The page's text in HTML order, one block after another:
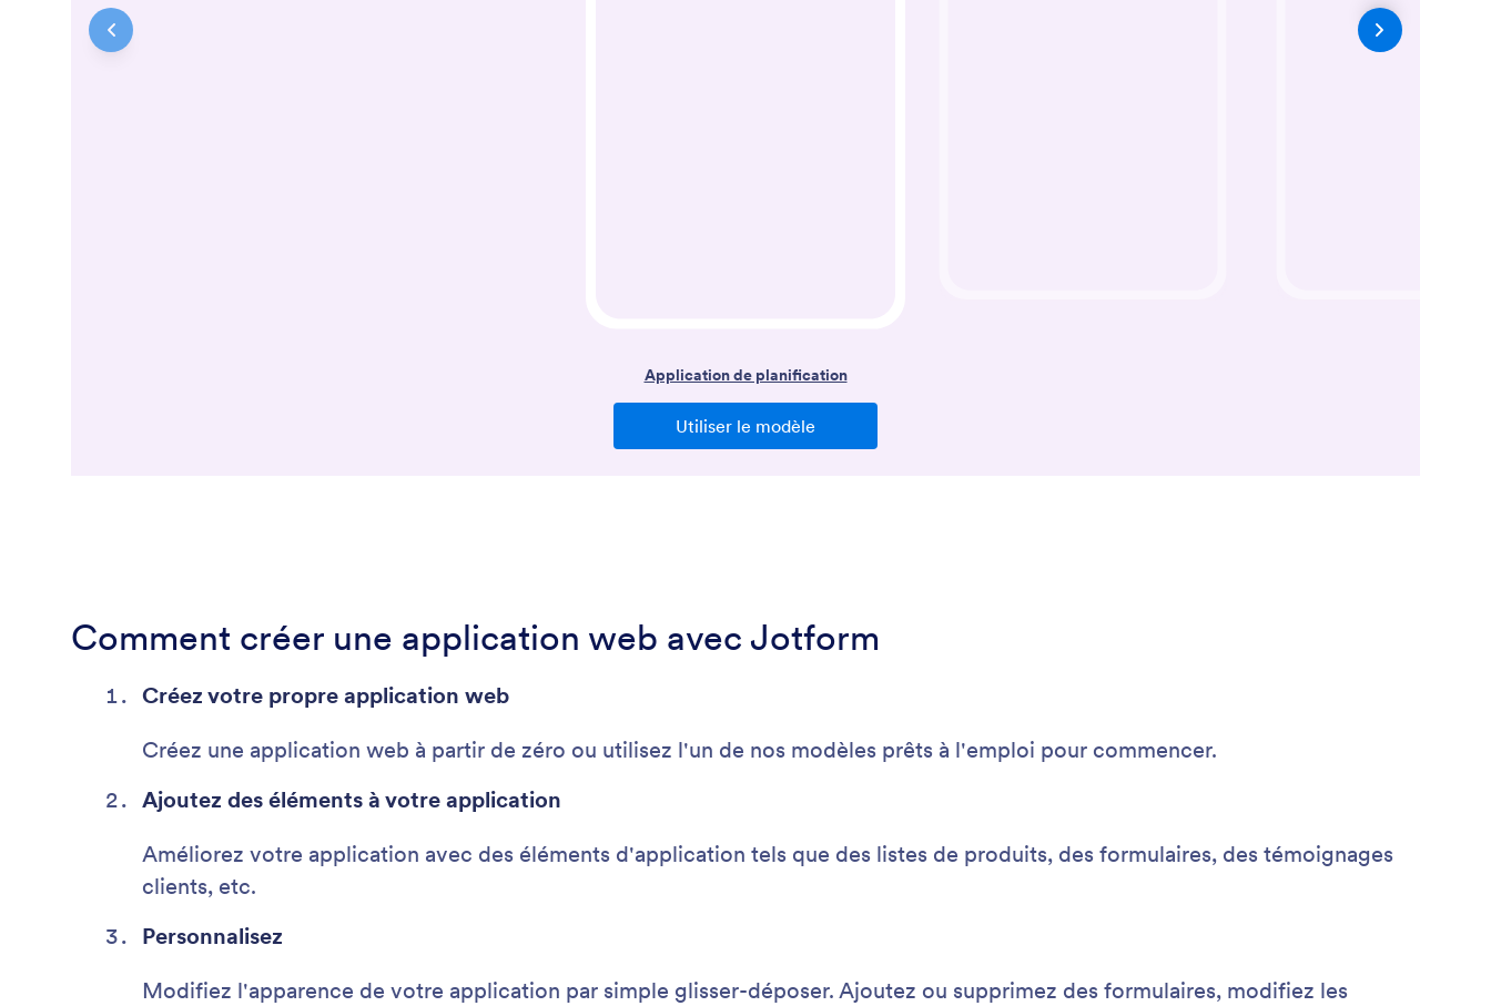
Comment créer une application web avec Jotform
Créez votre propre application web
Créez une application web à partir de zéro ou utilisez l'un de nos modèles prêts à l'emploi pour commencer.
Ajoutez des éléments à votre application
Améliorez votre application avec des éléments d'application tels que des listes de produits, des formulaires, des témoignages
clients, etc.
Personnalisez
Modifiez l'apparence de votre application par simple glisser-déposer. Ajoutez ou supprimez des formulaires, modifiez les